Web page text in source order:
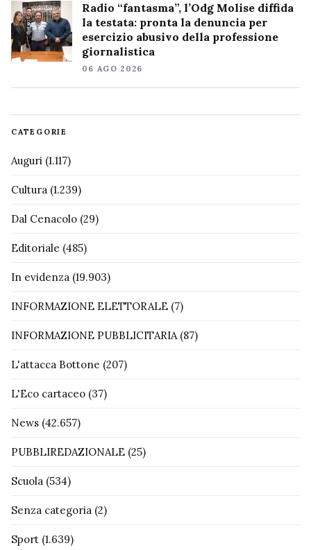
Radio “fantasma”, l’Odg Molise diffida
la testata: pronta la denuncia per
esercizio abusivo della professione
giornalistica
06 AGO 2026
CATEGORIE
Auguri (1.117)
Cultura (1.239)
Dal Cenacolo (29)
Editoriale (485)
In evidenza (19.903)
INFORMAZIONE ELETTORALE (7)
INFORMAZIONE PUBBLICITARIA(87)
L'attacca Bottone (207)
L'Eco cartaceo (37)
News (42.657)
PUBBLIREDAZIONALE (25)
Scuola (534)
Senza categoria (2)
Sport (1.639)